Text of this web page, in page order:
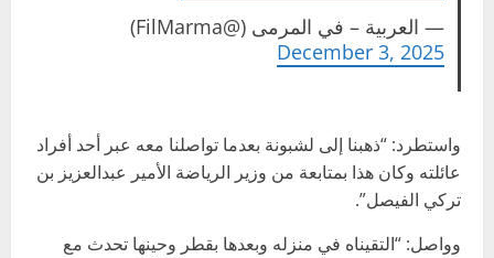
— العربية – في المرمى (@FilMarma)
December 3, 2025
واستطرد: “ذهبنا إلى لشبونة بعدما تواصلنا معه عبر أحد أفراد
عائلته وكان هذا بمتابعة من وزير الرياضة الأمير عبدالعزيز بن
تركي الفيصل”.
وواصل: “التقيناه في منزله وبعدها بقطر وحينها تحدث مع